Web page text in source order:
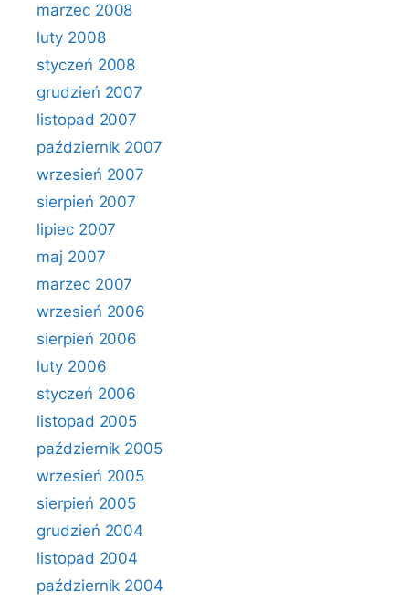
marzec 2008
luty 2008
styczeń 2008
grudzień 2007
listopad 2007
październik 2007
wrzesień 2007
sierpień 2007
lipiec 2007
maj 2007
marzec 2007
wrzesień 2006
sierpień 2006
luty 2006
styczeń 2006
listopad 2005
październik 2005
wrzesień 2005
sierpień 2005
grudzień 2004
listopad 2004
październik 2004